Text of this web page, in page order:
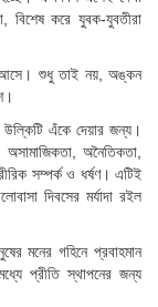
বিশেষ করে যুবক-যুবতীরা
আসে। শুধু তাই নয়, অঙ্কন
উল্কিটি এঁকে দেয়ার জন্য।
অসামাজিকতা, অনৈতিকতা,
সম্পর্ক ও ধর্ষণ। এটিই
দিবসের মর্যাদা রইল
মনের গহিনে প্রবাহমান
প্রীতি স্থাপনের জন্য